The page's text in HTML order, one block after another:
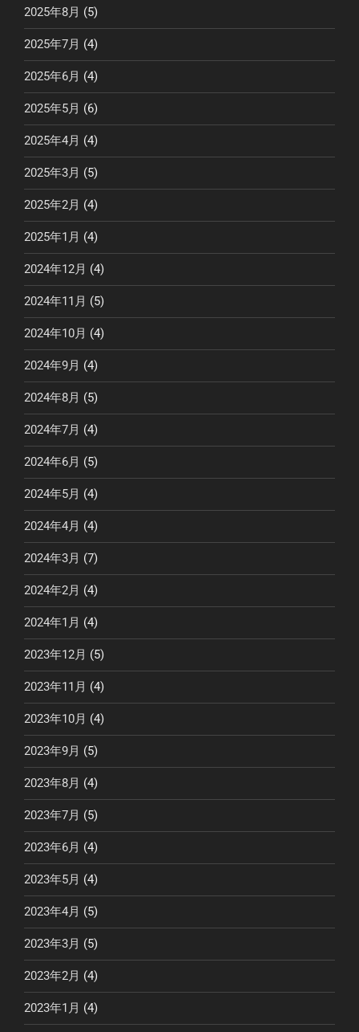
2025年8月 (5)
2025年7月 (4)
2025年6月 (4)
2025年5月 (6)
2025年4月 (4)
2025年3月 (5)
2025年2月 (4)
2025年1月 (4)
2024年12月 (4)
2024年11月 (5)
2024年10月 (4)
2024年9月 (4)
2024年8月 (5)
2024年7月 (4)
2024年6月 (5)
2024年5月 (4)
2024年4月 (4)
2024年3月 (7)
2024年2月 (4)
2024年1月 (4)
2023年12月 (5)
2023年11月 (4)
2023年10月 (4)
2023年9月 (5)
2023年8月 (4)
2023年7月 (5)
2023年6月 (4)
2023年5月 (4)
2023年4月 (5)
2023年3月 (5)
2023年2月 (4)
2023年1月 (4)